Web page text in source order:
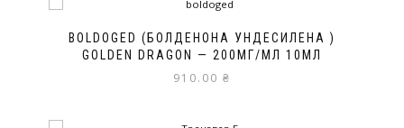
BOLDOGED (БОЛДЕНОНА УНДЕСИЛЕНА )
GOLDEN DRAGON — 200МГ/МЛ 10МЛ
910.00 ₴